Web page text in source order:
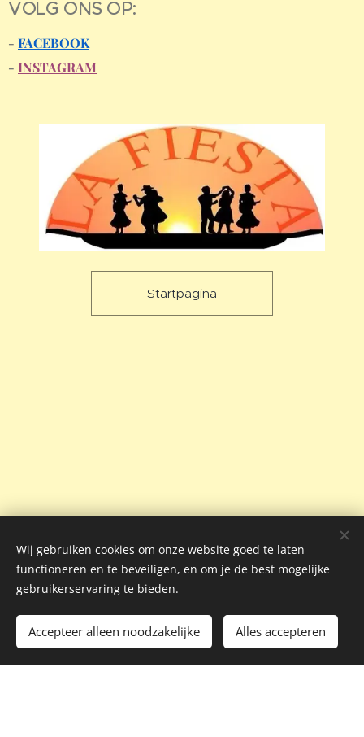
VOLG ONS OP:
- FACEBOOK
- INSTAGRAM
Startpagina
Wij gebruiken cookies om onze website goed te laten
functioneren en te beveiligen, en om je de best mogelijke
gebruikerservaring te bieden.
Accepteer alleen noodzakelijke Alles accepteren